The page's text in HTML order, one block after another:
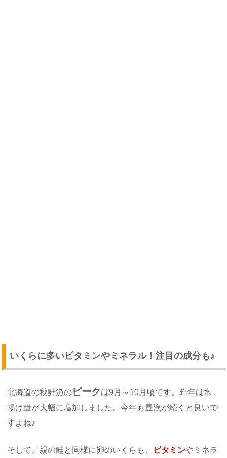
いくらに多いビタミンやミネラル！注目の成分も♪
北海道の秋鮭漁のピークは9月～10月頃です。昨年は水
揚げ量が大幅に増加しました。今年も豊漁が続くと良いで
すよね♪
そして、親の鮭と同様に卵のいくらも、 ビタミンやミネラ